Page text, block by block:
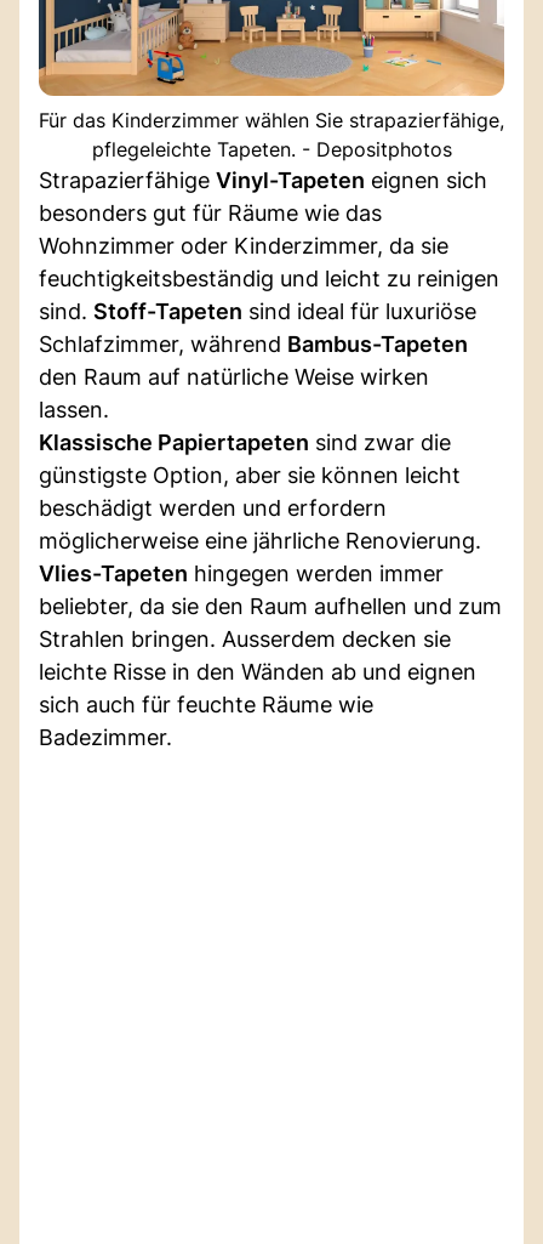
Für das Kinderzimmer wählen Sie strapazierfähige,
pflegeleichte Tapeten. - Depositphotos
Strapazierfähige Vinyl-Tapeten eignen sich
besonders gut für Räume wie das
Wohnzimmer oder Kinderzimmer, da sie
feuchtigkeitsbeständig und leicht zu reinigen
sind. Stoff-Tapeten sind ideal für luxuriöse
Schlafzimmer, während Bambus-Tapeten
den Raum auf natürliche Weise wirken
lassen.
Klassische Papiertapeten sind zwar die
günstigste Option, aber sie können leicht
beschädigt werden und erfordern
möglicherweise eine jährliche Renovierung.
Vlies-Tapeten hingegen werden immer
beliebter, da sie den Raum aufhellen und zum
Strahlen bringen. Ausserdem decken sie
leichte Risse in den Wänden ab und eignen
sich auch für feuchte Räume wie
Badezimmer.